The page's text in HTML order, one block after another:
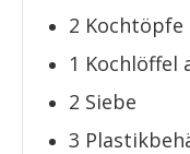
2 Kochtöpfe
1 Kochlöffel
2 Siebe
3